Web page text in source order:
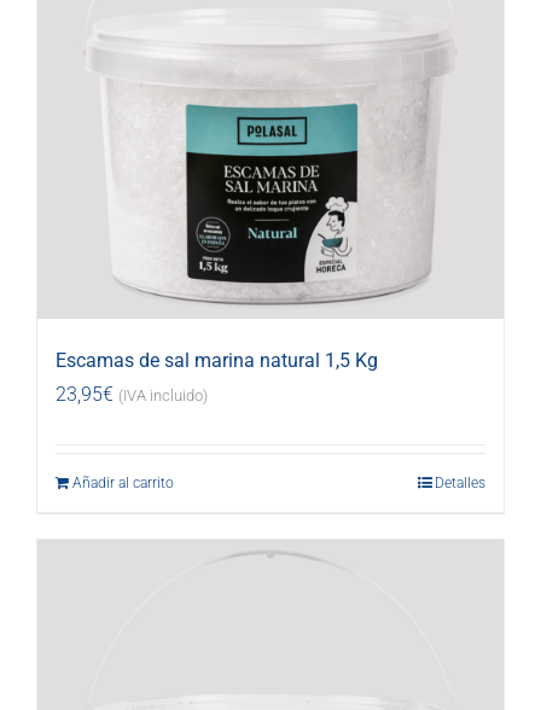
Escamas de sal marina natural 1,5 Kg
23,95€ (IVA incluido)
Añadir al carrito Detalles